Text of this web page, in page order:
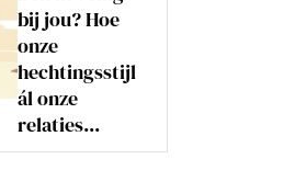
bij jou? Hoe
onze
hechtingsstijl
ál onze
relaties...